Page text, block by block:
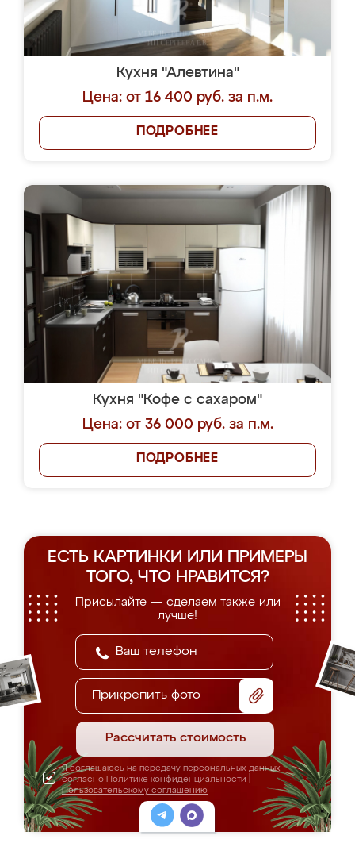
Кухня "Алевтина"
Цена: от 16 400 руб. за п.м.
ПОДРОБНЕЕ
Кухня "Кофе с сахаром"
Цена: от 36 000 руб. за п.м.
ПОДРОБНЕЕ
ЕСТЬ КАРТИНКИ ИЛИ ПРИМЕРЫ
ТОГО, ЧТО НРАВИТСЯ?
Присылайте — сделаем также или
лучше!
Прикрепить фото
Рассчитать стоимость
Я соглашаюсь на передачу персональных данных
согласно Политике конфиденциальности
Пользовательскому соглашению